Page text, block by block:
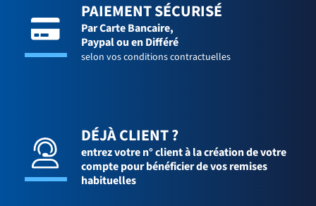
PAIEMENT SÉCURISÉ
Par Carte Bancaire,
Paypal ou en Différé
selon vos conditions contractuelles
DÉJÀ CLIENT ?
entrez votre n° client à la création de votre
compte pour bénéficier de vos remises
habituelles